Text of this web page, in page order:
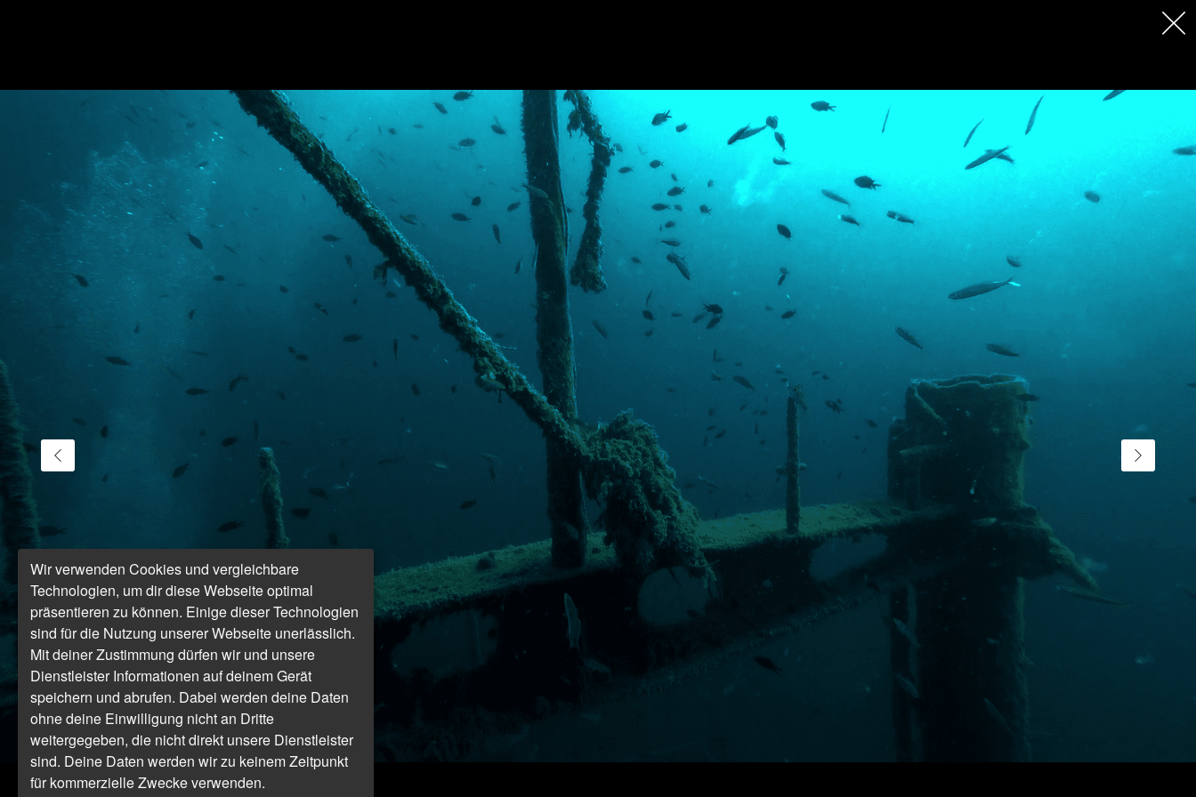
Wir verwenden Cookies und vergleichbare
Technologien, um dir diese Webseite optimal
präsentieren zu können. Einige dieser Technologien
sind für die Nutzung unserer Webseite unerlässlich.
Mit deiner Zustimmung dürfen wir und unsere
Dienstleister Informationen auf deinem Gerät
speichern und abrufen. Dabei werden deine Daten
ohne deine Einwilligung nicht an Dritte
weitergegeben, die nicht direkt unsere Dienstleister
sind. Deine Daten werden wir zu keinem Zeitpunkt
für kommerzielle Zwecke verwenden.